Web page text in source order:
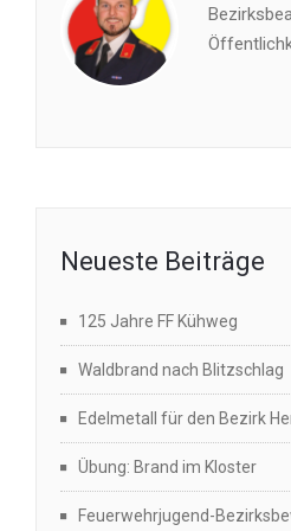
Neueste Beiträge
125 Jahre FF Kühweg
Waldbrand nach Blitzschlag
Edelmetall für den Bezirk
Übung: Brand im Kloster
Feuerwehrjugend-